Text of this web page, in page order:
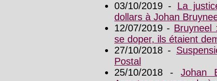
03/10/2019 - La
dollars à Johan
12/07/2019 - Bruyneel
se doper, ils étaient
27/10/2018 -
Postal
25/10/2018 -Johan